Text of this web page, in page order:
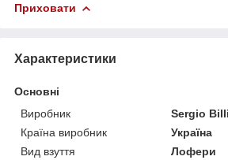
Приховати
Характеристики
Основні
Виробник
Sergio
Країна виробник
Україна
Вид взуття
Лофери